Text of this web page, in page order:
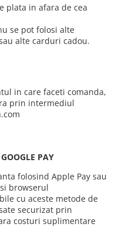
plata in afara de cea
se pot folosi alte
alte carduri cadou.
in care faceti comanda,
prin intermediul
PAY
folosind Apple Pay sau
browserul
cu aceste metode de
securizat prin
costuri suplimentare